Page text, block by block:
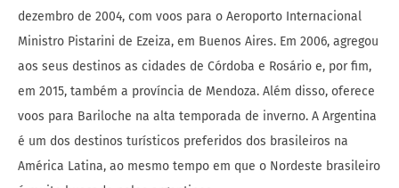
dezembro de 2004, com voos para o Aeroporto Internacional
Ministro Pistarini de Ezeiza, em Buenos Aires. Em 2006, agregou
aos seus destinos as cidades de Córdoba e Rosário e, por fim,
em 2015, também a província de Mendoza. Além disso, oferece
voos para Bariloche na alta temporada de inverno. A Argentina
é um dos destinos turísticos preferidos dos brasileiros na
América Latina, ao mesmo tempo em que o Nordeste brasileiro